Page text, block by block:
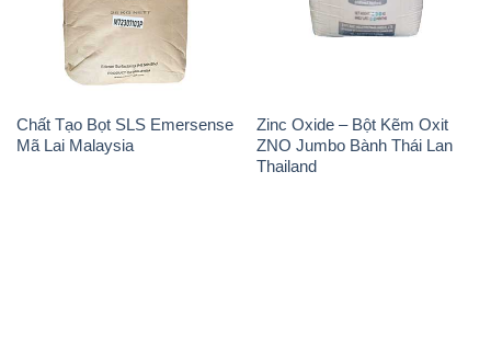
Chất Tạo Bọt SLS Emersense
Mã Lai Malaysia
Zinc Oxide – Bột Kẽm Oxit
ZNO Jumbo Bành Thái Lan
Thailand